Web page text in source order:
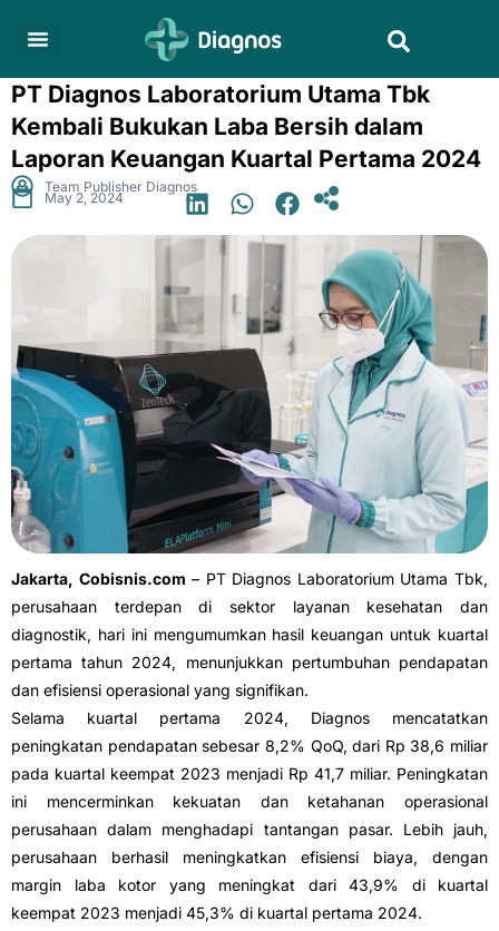
PT Diagnos Laboratorium Utama Tbk
Kembali Bukukan Laba Bersih dalam
Laporan Keuangan Kuartal Pertama 2024
Team Publisher Diagnos
May 2, 2024 .
Jakarta, Cobisnis.com – PT Diagnos Laboratorium Utama Tbk,
perusahaan terdepan di sektor layanan kesehatan dan
diagnostik, hari ini mengumumkan hasil keuangan untuk kuartal
pertama tahun 2024, menunjukkan pertumbuhan pendapatan
dan efisiensi operasional yang signifikan.
Selama kuartal pertama 2024, Diagnos mencatatkan
peningkatan pendapatan sebesar 8,2% QoQ, dari Rp 38,6 miliar
pada kuartal keempat 2023 menjadi Rp 41,7 miliar. Peningkatan
ini mencerminkan kekuatan dan ketahanan operasional
perusahaan dalam menghadapi tantangan pasar. Lebih jauh,
perusahaan berhasil meningkatkan efisiensi biaya, dengan
margin laba kotor yang meningkat dari 43,9% di kuartal
keempat 2023 menjadi 45,3% di kuartal pertama 2024.